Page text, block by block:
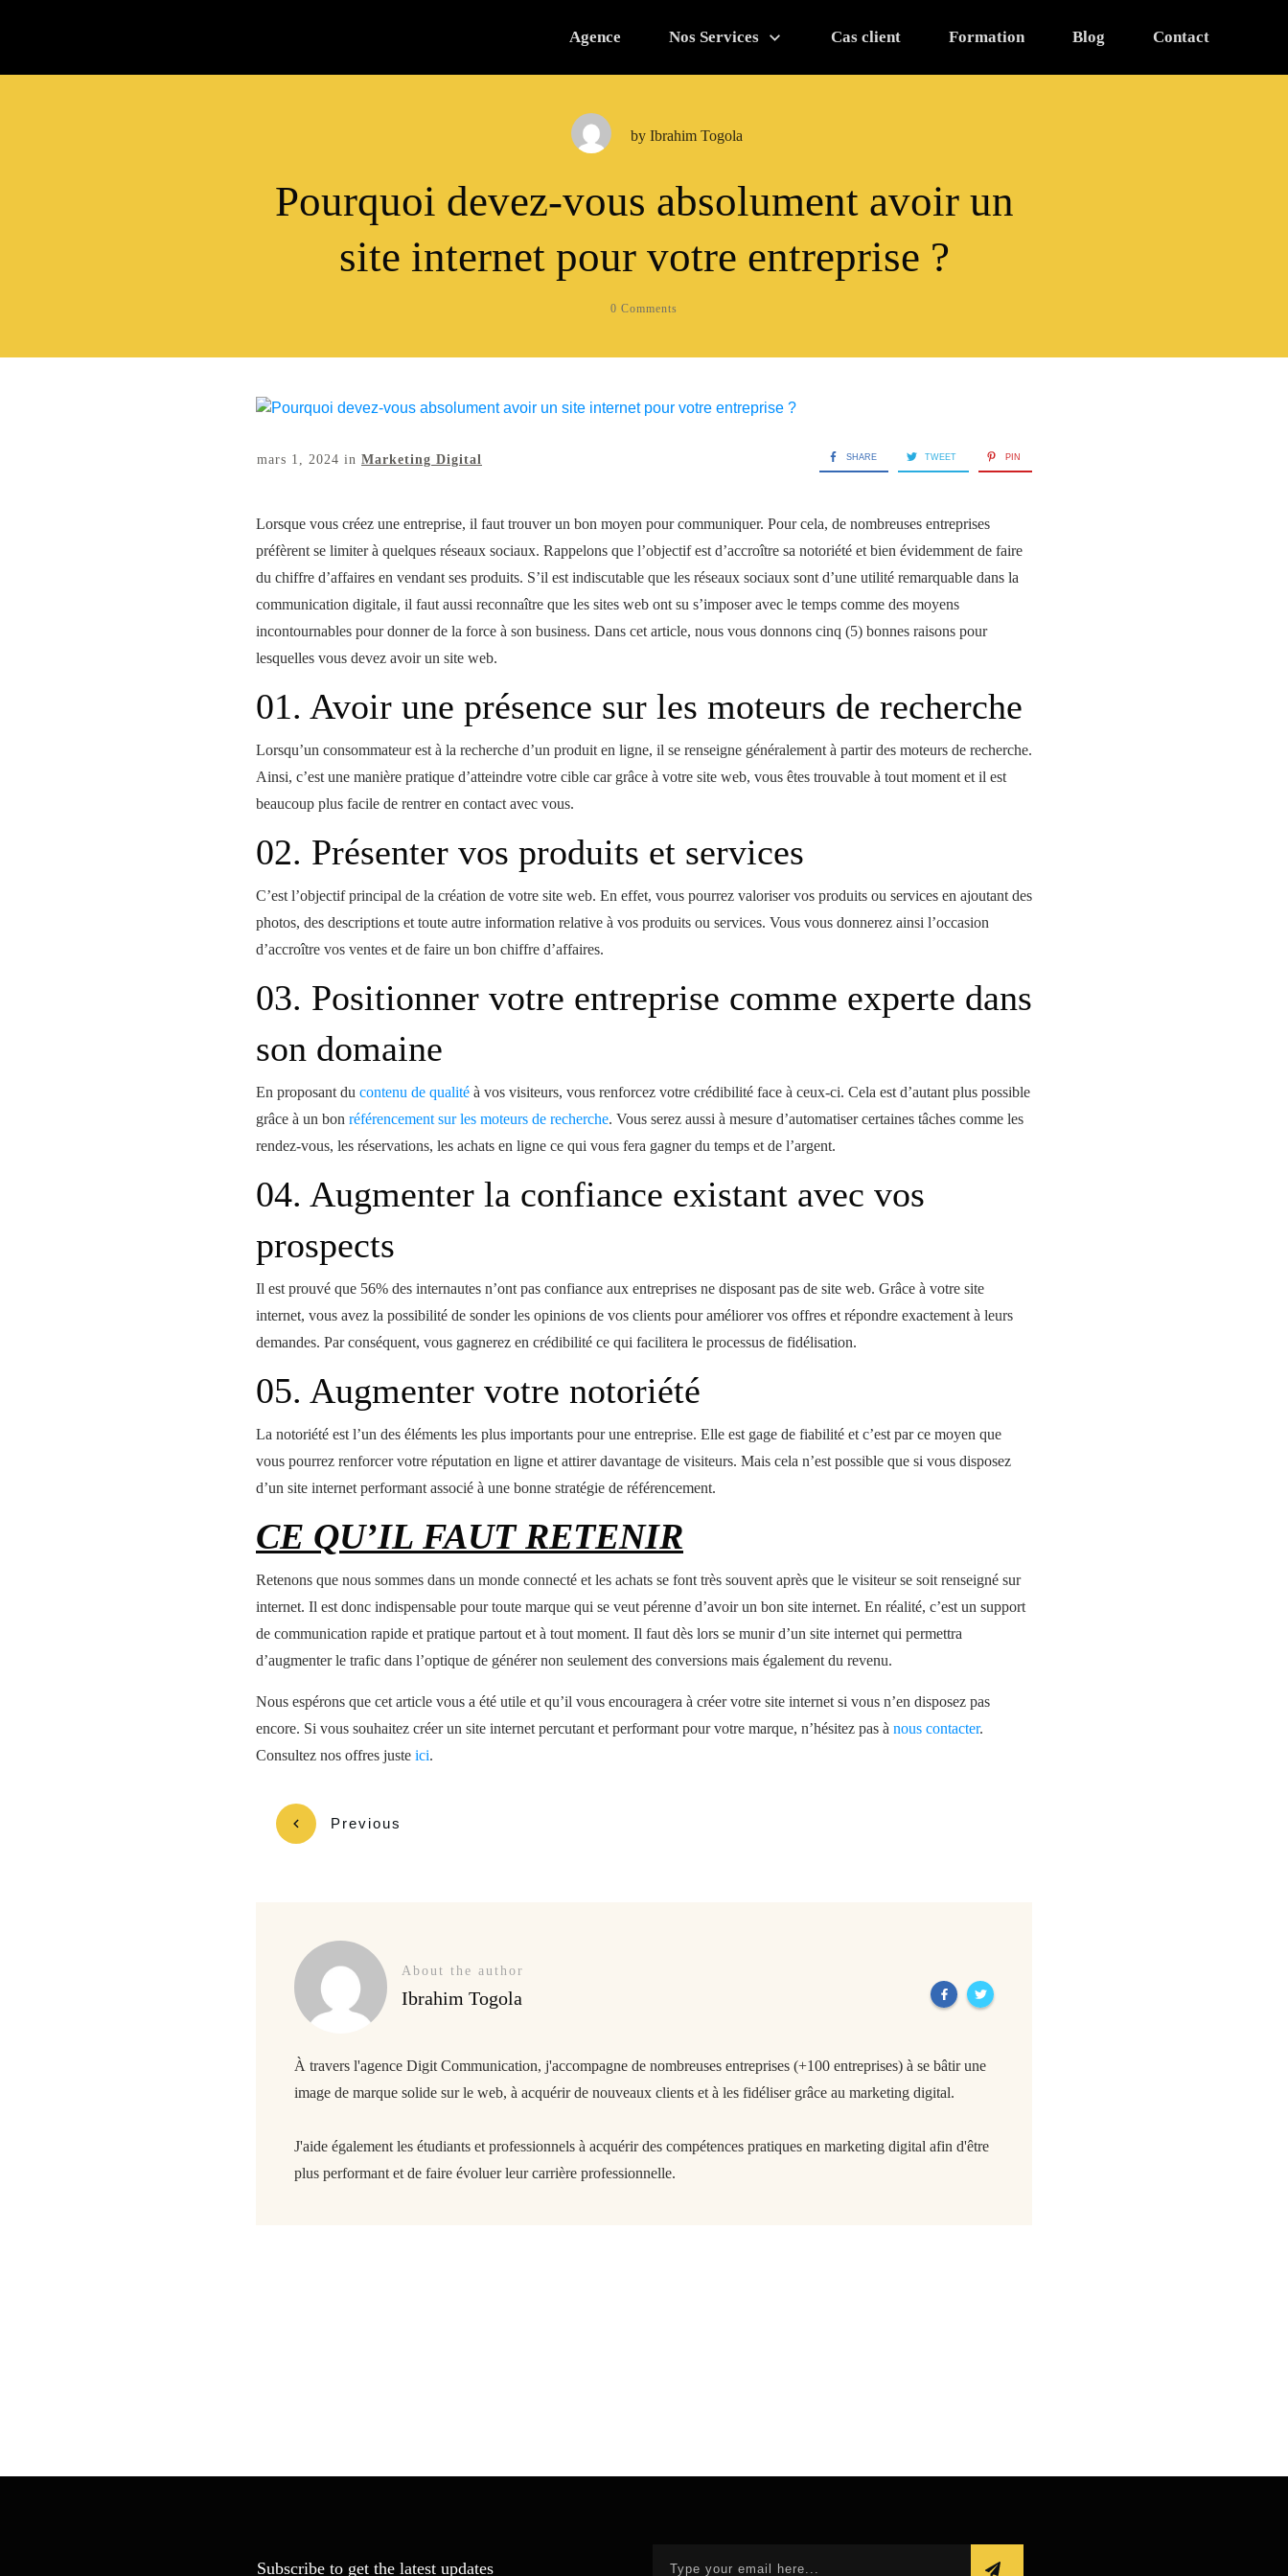
Agence Nos Services Cas client Formation Blog Contact
by Ibrahim Togola
Pourquoi devez-vous absolument avoir un
site internet pour votre entreprise ?
0 Comments
mars 1, 2024 in Marketing Digital SHARE TWEET PIN
Lorsque vous créez une entreprise, il faut trouver un bon moyen pour communiquer. Pour cela, de nombreuses entreprises
préfèrent se limiter à quelques réseaux sociaux. Rappelons que l’objectif est d’accroître sa notoriété et bien évidemment de faire
du chiffre d’affaires en vendant ses produits. S’il est indiscutable que les réseaux sociaux sont d’une utilité remarquable dans la
communication digitale, il faut aussi reconnaître que les sites web ont su s’imposer avec le temps comme des moyens
incontournables pour donner de la force à son business. Dans cet article, nous vous donnons cinq (5) bonnes raisons pour
lesquelles vous devez avoir un site web.
01. Avoir une présence sur les moteurs de recherche
Lorsqu’un consommateur est à la recherche d’un produit en ligne, il se renseigne généralement à partir des moteurs de recherche.
Ainsi, c’est une manière pratique d’atteindre votre cible car grâce à votre site web, vous êtes trouvable à tout moment et il est
beaucoup plus facile de rentrer en contact avec vous.
02. Présenter vos produits et services
C’est l’objectif principal de la création de votre site web. En effet, vous pourrez valoriser vos produits ou services en ajoutant des
photos, des descriptions et toute autre information relative à vos produits ou services. Vous vous donnerez ainsi l’occasion
d’accroître vos ventes et de faire un bon chiffre d’affaires.
03. Positionner votre entreprise comme experte dans
son domaine
En proposant du contenu de qualité à vos visiteurs, vous renforcez votre crédibilité face à ceux-ci. Cela est d’autant plus possible
grâce à un bon référencement sur les moteurs de recherche. Vous serez aussi à mesure d’automatiser certaines tâches comme les
rendez-vous, les réservations, les achats en ligne ce qui vous fera gagner du temps et de l’argent.
04. Augmenter la confiance existant avec vos
prospects
Il est prouvé que 56% des internautes n’ont pas confiance aux entreprises ne disposant pas de site web. Grâce à votre site
internet, vous avez la possibilité de sonder les opinions de vos clients pour améliorer vos offres et répondre exactement à leurs
demandes. Par conséquent, vous gagnerez en crédibilité ce qui facilitera le processus de fidélisation.
05. Augmenter votre notoriété
La notoriété est l’un des éléments les plus importants pour une entreprise. Elle est gage de fiabilité et c’est par ce moyen que
vous pourrez renforcer votre réputation en ligne et attirer davantage de visiteurs. Mais cela n’est possible que si vous disposez
d’un site internet performant associé à une bonne stratégie de référencement.
CE QU’IL FAUT RETENIR
Retenons que nous sommes dans un monde connecté et les achats se font très souvent après que le visiteur se soit renseigné sur
internet. Il est donc indispensable pour toute marque qui se veut pérenne d’avoir un bon site internet. En réalité, c’est un support
de communication rapide et pratique partout et à tout moment. Il faut dès lors se munir d’un site internet qui permettra
d’augmenter le trafic dans l’optique de générer non seulement des conversions mais également du revenu.
Nous espérons que cet article vous a été utile et qu’il vous encouragera à créer votre site internet si vous n’en disposez pas
encore. Si vous souhaitez créer un site internet percutant et performant pour votre marque, n’hésitez pas à nous contacter.
Consultez nos offres juste ici.
Previous
About the author
Ibrahim Togola
À travers l'agence Digit Communication, j'accompagne de nombreuses entreprises (+100 entreprises) à se bâtir une
image de marque solide sur le web, à acquérir de nouveaux clients et à les fidéliser grâce au marketing digital.
J'aide également les étudiants et professionnels à acquérir des compétences pratiques en marketing digital afin d'être
plus performant et de faire évoluer leur carrière professionnelle.
Subscribe to get the latest updates